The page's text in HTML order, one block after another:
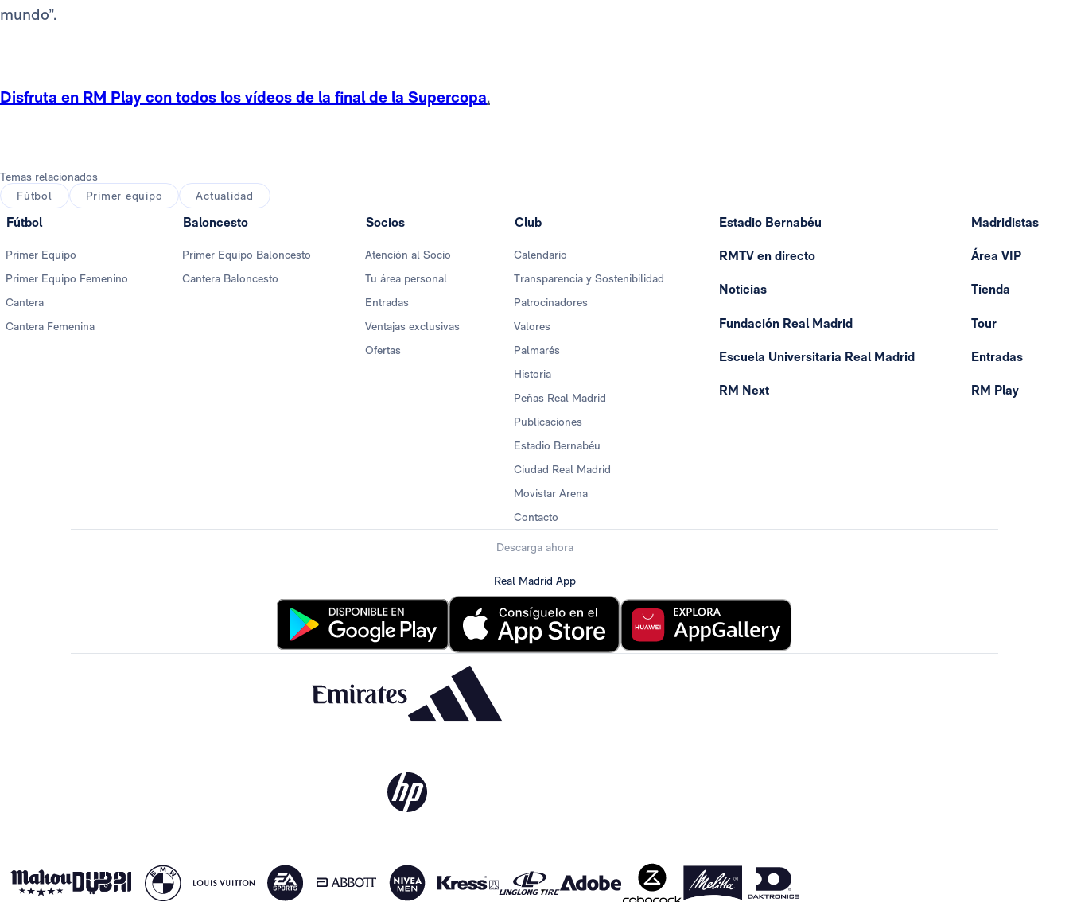
mundo”.
Disfruta en RM Play con todos los vídeos de la final de la Supercopa.
Temas relacionados
Fútbol
Primer equipo Actualidad
Fútbol
Primer Equipo
Primer Equipo Femenino
Cantera
Cantera Femenina
Baloncesto
Primer Equipo Baloncesto
Cantera Baloncesto
Socios
Atención al Socio
Tu área personal
Entradas
Ventajas exclusivas
Ofertas
Club
Calendario
Transparencia y Sostenibilidad
Patrocinadores
Valores
Palmarés
Historia
Peñas Real Madrid
Publicaciones
Estadio Bernabéu
Ciudad Real Madrid
Movistar Arena
Contacto
Estadio Bernabéu
RMTV en directo
Noticias
Fundación Real Madrid
Escuela Universitaria Real Madrid
RM Next
Madridistas
Área VIP
Tienda
Tour
Entradas
RM Play
Descarga ahora
Real Madrid App